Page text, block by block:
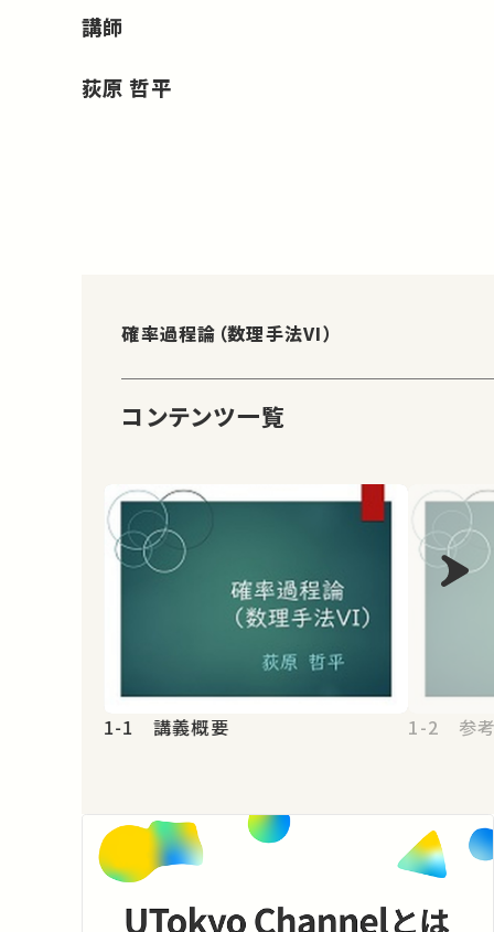
講師
荻原 哲平
確率過程論（数理手法VI）
コンテンツ一覧
1-1 講義概要 1-2 参